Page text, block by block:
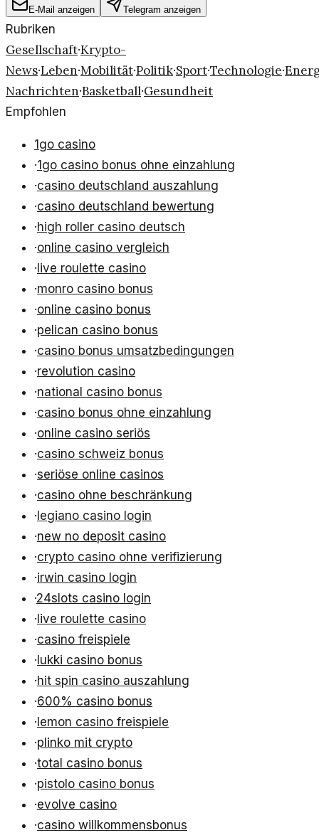
E-Mail anzeigen Telegram anzeigen
Rubriken
Gesellschaft·Krypto-
News·Leben·Mobilität·Politik·Sport·Technologie·
Nachrichten·Basketball·Gesundheit
Empfohlen
1go casino
·1go casino bonus ohne einzahlung
·casino deutschland auszahlung
·casino deutschland bewertung
·high roller casino deutsch
·online casino vergleich
·live roulette casino
·monro casino bonus
·online casino bonus
·pelican casino bonus
·casino bonus umsatzbedingungen
·revolution casino
·national casino bonus
·casino bonus ohne einzahlung
·online casino seriös
·casino schweiz bonus
·seriöse online casinos
·casino ohne beschränkung
·legiano casino login
·new no deposit casino
·crypto casino ohne verifizierung
·irwin casino login
·24slots casino login
·live roulette casino
·casino freispiele
·lukki casino bonus
·hit spin casino auszahlung
·600% casino bonus
·lemon casino freispiele
·plinko mit crypto
·total casino bonus
·pistolo casino bonus
·evolve casino
·casino willkommensbonus